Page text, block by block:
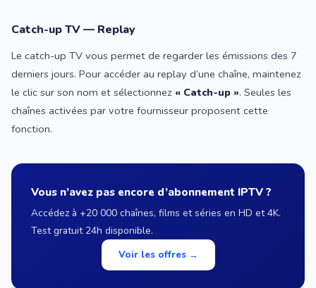
Catch-up TV — Replay
Le catch-up TV vous permet de regarder les émissions des 7
derniers jours. Pour accéder au replay d’une chaîne, maintenez
le clic sur son nom et sélectionnez « Catch-up ». Seules les
chaînes activées par votre fournisseur proposent cette
fonction.
Vous n’avez pas encore d’abonnement IPTV ?
Accédez à +20 000 chaînes, films et séries en HD et 4K.
Test gratuit 24h disponible.
Voir les offres →